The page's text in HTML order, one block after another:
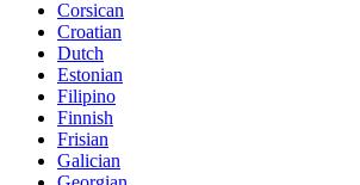
Corsican
Croatian
Dutch
Estonian
Filipino
Finnish
Frisian
Galician